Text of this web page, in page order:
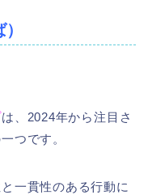
は、2024年から注目さ
つです。
一貫性のある行動に